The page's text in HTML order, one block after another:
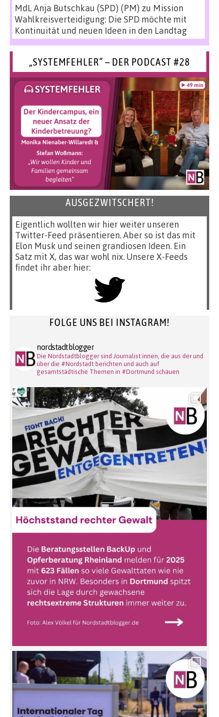
MdL Anja Butschkau (SPD) (PM) zu Mission
Wahlkreisverteidigung: Die SPD möchte mit
Kontinuität und neuen Ideen in den Landtag
„SYSTEMFEHLER“ – DER PODCAST #28
AUSGEZWITSCHERT!
Eigentlich wollten wir hier weiter unseren
Twitter-Feed präsentieren. Aber so ist das mit
Elon Musk und seinen grandiosen Ideen. Ein
Satz mit X, das war wohl nix. Unsere X-Feeds
findet ihr aber hier:
FOLGE UNS BEI INSTAGRAM!
nordstadtblogger
Die Nordstadtblogger sind Journalist:innen, die aus der und
über die #Nordstadt berichten und auch auf
gesamtstädtische Themen in #Dortmund schauen